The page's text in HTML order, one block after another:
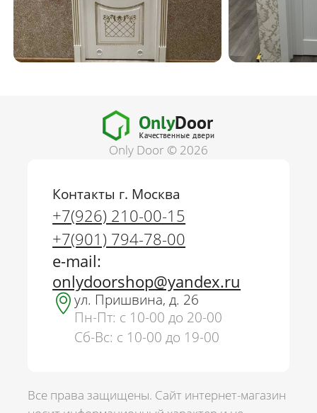
Only Door © 2026
Контакты г. Москва
+7(926) 210-00-15
+7(901) 794-78-00
e-mail:
onlydoorshop@yandex.ru
ул. Пришвина, д. 26
Пн-Пт: с 10-00 до 20-00
Сб-Вс: с 10-00 до 19-00
Все права защищены. Сайт интернет-магазин